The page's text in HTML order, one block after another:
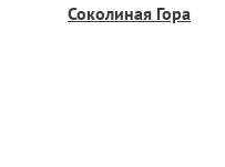
Соколиная Гора